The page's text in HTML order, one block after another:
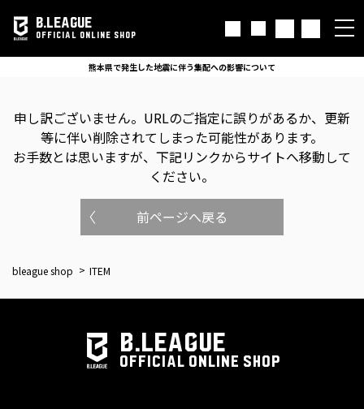
B.LEAGUE
OFFICIAL ONLINE SHOP
熊本県で発生した地震に伴う集配への影響について
申し訳ございません。 URLのご指定に誤りがあるか、更新
等に伴い削除されてしまった可能性があります。
お手数とは思いますが、下記リンクからサイトへ移動して
ください。
前ページへ戻る
bleague shop ITEM
B.LEAGUE
OFFICIAL ONLINE SHOP